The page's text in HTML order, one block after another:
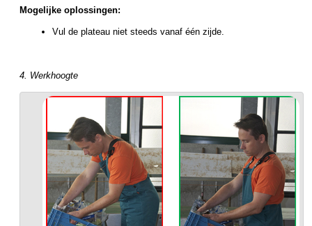
Mogelijke oplossingen:
Vul de plateau niet steeds vanaf één zijde.
4. Werkhoogte